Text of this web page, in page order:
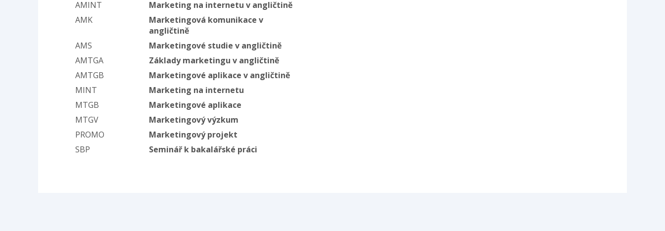
AMINT
Marketing na internetu v angličtině
AMK
Marketingová komunikace v
angličtině
AMS
Marketingové studie v angličtině
AMTGA
Základy marketingu v angličtině
AMTGB
Marketingové aplikace v angličtině
MINT
Marketing na internetu
MTGB
Marketingové aplikace
MTGV
Marketingový výzkum
PROMO
Marketingový projekt
SBP
Seminář k bakalářské práci